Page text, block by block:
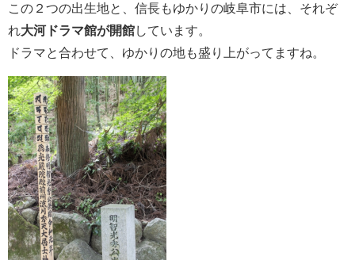
この２つの出生地と、信長もゆかりの岐阜市には、それぞ
れ 大河ドラマ館が開館しています。
ドラマと合わせて、ゆかりの地も盛り上がってますね。